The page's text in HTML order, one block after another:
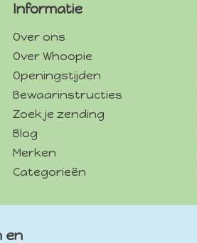
Informatie
Over ons
Over Whoopie
Openingstijden
Bewaarinstructies
Zoek je zending
Blog
Merken
Categorieën
en